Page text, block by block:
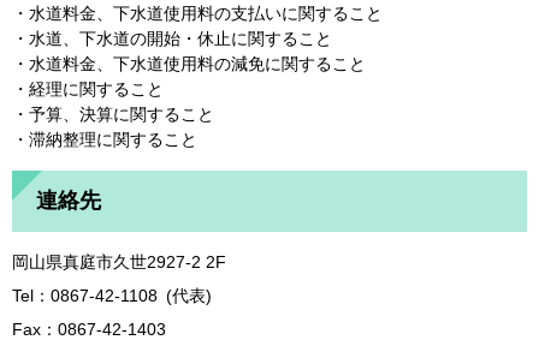
・水道料金、下水道使用料の支払いに関すること
・水道、下水道の開始・休止に関すること
・水道料金、下水道使用料の減免に関すること
・経理に関すること
・予算、決算に関すること
・滞納整理に関すること
連絡先
岡山県真庭市久世2927-2 2F
Tel：0867-42-1108
代表
Fax：0867-42-1403